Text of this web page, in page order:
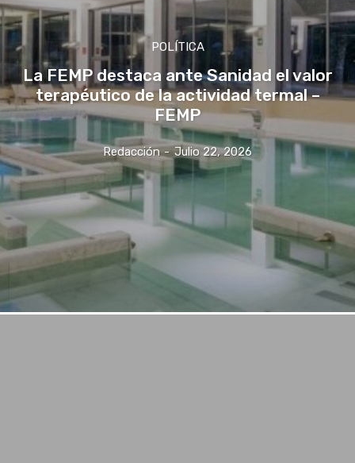
POLÍTICA
La FEMP destaca ante Sanidad el valor
terapéutico de la actividad termal –
FEMP
Redacción - Julio 22, 2026